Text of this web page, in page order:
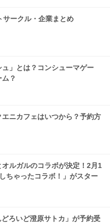
サークル・企業まとめ
ュ」とは？コンシューマゲー
？
ニカフェはいつから？予約方
オルガルのコラボが決定！2月1
ちゃったコラボ！」がスター
ろいど澄原サトカ」が予約受